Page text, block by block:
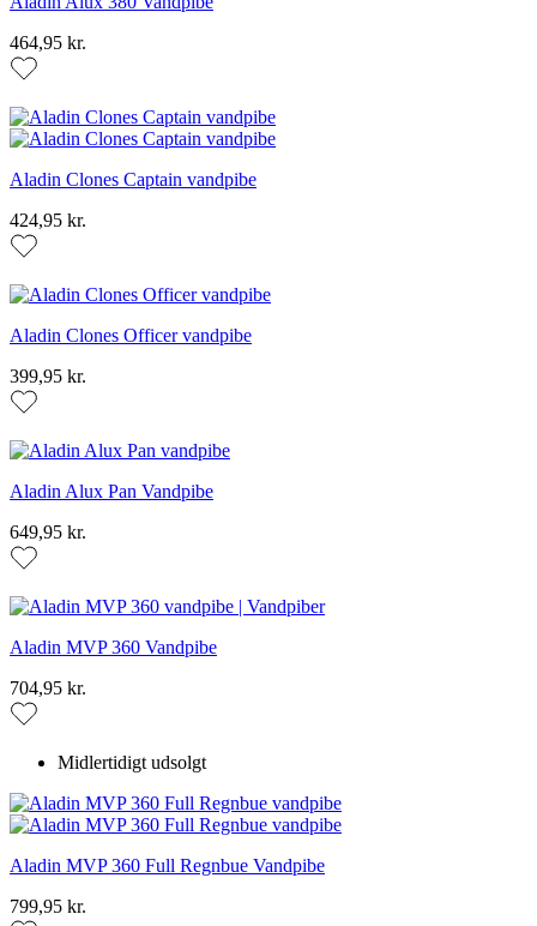
464,95 kr.
Aladin Clones Captain vandpibe
424,95 kr.
Aladin Clones Officer vandpibe
399,95 kr.
Aladin Alux Pan Vandpibe
649,95 kr.
Aladin MVP 360 Vandpibe
704,95 kr.
Midlertidigt udsolgt
Aladin MVP 360 Full Regnbue Vandpibe
799,95 kr.